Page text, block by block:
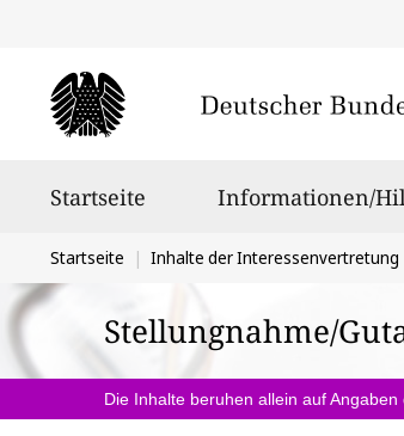
Startseite Informationen/
Sie
befinden
sich
hier:
Startseite Inhalte der Interessenvertretung
Stellungnahme/
Die Inhalte beruhen allein auf